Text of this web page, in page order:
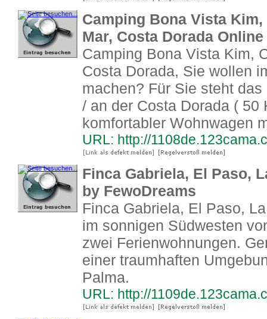
Camping Bona Vista
Mar, Costa Dorada
Camping Bona Vista Kim,
Costa Dorada, Sie wollen
machen? Für Sie steht
/ an der Costa Dorada ( 50
komfortabler Wohnwagen
URL: http://
Finca Gabriela, El Paso,
by FewoDreams
Finca Gabriela, El Paso,
im sonnigen Südwesten
zwei Ferienwohnungen.
einer traumhaften
Palma.
URL: http://